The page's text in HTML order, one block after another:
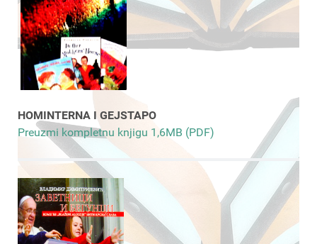
HOMINTERNA I GEJSTAPO
Preuzmi kompletnu knjigu 1,6MB (PDF)